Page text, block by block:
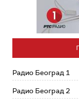
Радио Београд 1
Радио Београд 2